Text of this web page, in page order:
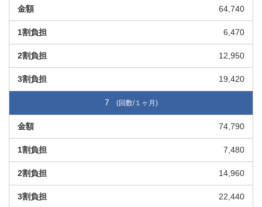
64,740
6,470
12,950
19,420
7
74,790
7,480
14,960
22,440